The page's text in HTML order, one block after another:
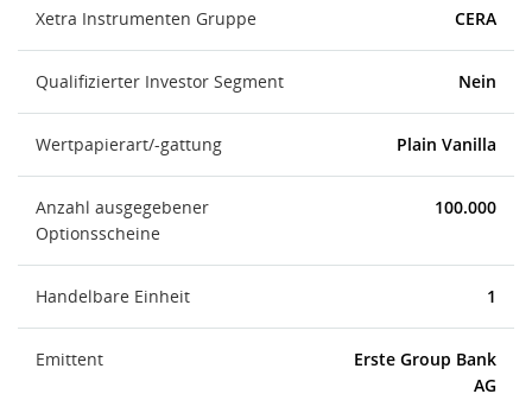
Xetra Instrumenten Gruppe CERA
Qualifizierter Investor Segment Nein
Wertpapierart/-gattung Plain Vanilla
Anzahl ausgegebener
Optionsscheine
100.000
Handelbare Einheit 1
Emittent
Erste Group Bank
AG